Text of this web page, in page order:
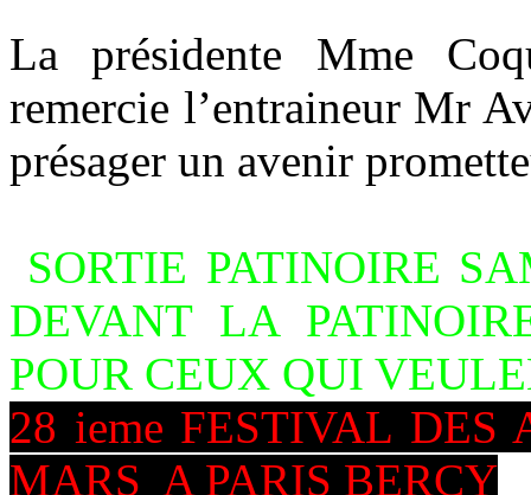
La présidente Mme
remercie l’entraineur Mr
présager un avenir
SORTIE PATINOIRE
DEVANT LA
POUR CEUX QUI
28 ieme FESTIVAL
MARS A PARIS BERCY